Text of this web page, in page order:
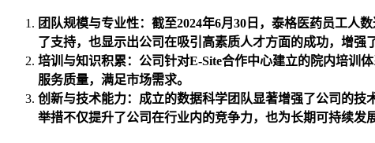
团队规模与专业性：截至2024年6月30日，泰格医药员工人
了支持，也显示出公司在吸引高素质人才方面的成功，增强
培训与知识积累：公司针对E-Site合作中心建立的院内培训
服务质量，满足市场需求。
创新与技术能力：成立的数据科学团队显著增强了公司的
举措不仅提升了公司在行业内的竞争力，也为长期可持续发